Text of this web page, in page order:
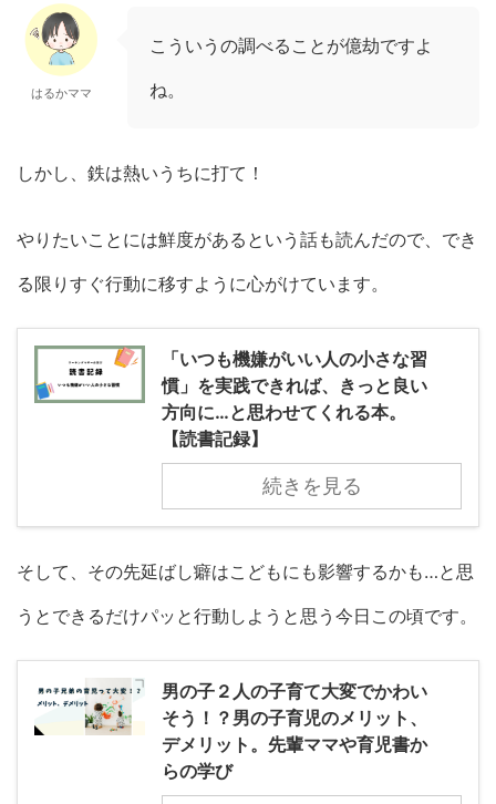
はるかママ
こういうの調べることが億劫ですよ
ね。
しかし、鉄は熱いうちに打て！
やりたいことには鮮度があるという話も読んだので、でき
る限りすぐ行動に移すように心がけています。
「いつも機嫌がいい人の小さな習
慣」を実践できれば、きっと良い
方向に…と思わせてくれる本。
【読書記録】
続きを見る
そして、その先延ばし癖はこどもにも影響するかも…と思
うとできるだけパッと行動しようと思う今日この頃です。
男の子２人の子育て大変でかわい
そう！？男の子育児のメリット、
デメリット。先輩ママや育児書か
らの学び